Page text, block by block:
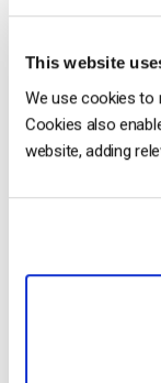
This website
We use cookies to
Cookies also
website, adding
Fácil de usar
“Dacast es muy
ajustes con una
debería recibir un
de gestionar y
Apoyo personal
“La atención al
Por último, ¿está